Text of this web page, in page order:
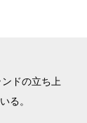
ドの立ち上
る。